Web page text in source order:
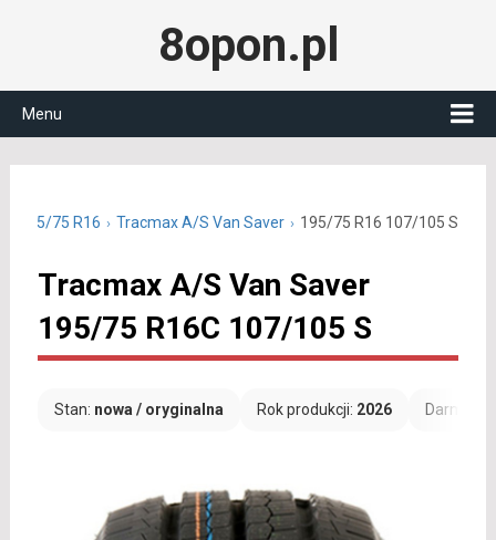
8opon.pl
Menu
195/75 R16 Tracmax A/S Van Saver 195/75 R16 107/105 S
Tracmax A/S Van Saver
195/75 R16C 107/105 S
Stan: nowa / oryginalna Rok produkcji: 2026